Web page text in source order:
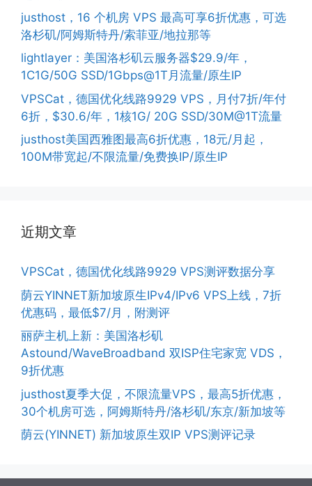
justhost，16 个机房 VPS 最高可享6折优惠，可选
洛杉矶/阿姆斯特丹/索菲亚/地拉那等
lightlayer：美国洛杉矶云服务器$29.9/年，
1C1G/50G SSD/1Gbps@1T月流量/原生IP
VPSCat，德国优化线路9929 VPS，月付7折/年付
6折，$30.6/年，1核1G/ 20G SSD/30M@1T流量
justhost美国西雅图最高6折优惠，18元/月起，
100M带宽起/不限流量/免费换IP/原生IP
近期文章
VPSCat，德国优化线路9929 VPS测评数据分享
荫云YINNET新加坡原生IPv4/IPv6 VPS上线，7折
优惠码，最低$7/月，附测评
丽萨主机上新：美国洛杉矶
Astound/WaveBroadband 双ISP住宅家宽 VDS，
9折优惠
justhost夏季大促，不限流量VPS，最高5折优惠，
30个机房可选，阿姆斯特丹/洛杉矶/东京/新加坡等
荫云(YINNET) 新加坡原生双IP VPS测评记录